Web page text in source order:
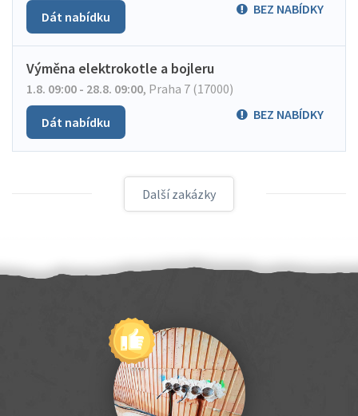
BEZ NABÍDKY
Dát nabídku
Výměna elektrokotle a bojleru
1.8. 09:00 - 28.8. 09:00, Praha 7 (17000)
BEZ NABÍDKY
Dát nabídku
Další zakázky